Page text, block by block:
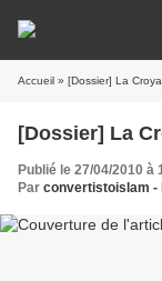
Accueil » [Dossier] La
[Dossier] La
Publié le 27/04/2010 à
Par convertistoislam -